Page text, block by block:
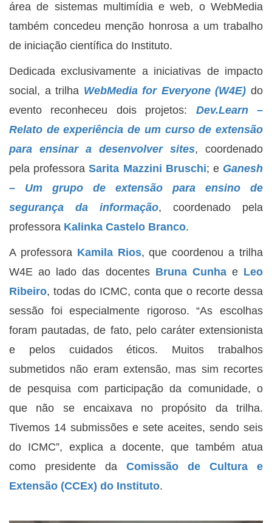
área de sistemas multimídia e web, o WebMedia
também concedeu menção honrosa a um trabalho
de iniciação científica do Instituto.
Dedicada exclusivamente a iniciativas de impacto
social, a trilha WebMedia for Everyone (W4E) do
evento reconheceu dois projetos: Dev.Learn –
Relato de experiência de um curso de extensão
para ensinar a desenvolver sites, coordenado
pela professoraSarita Mazzini Bruschi; e Ganesh
– Um grupo de extensão para ensino de
segurança da informação, coordenado pela
professora Kalinka Castelo Branco.
A professora Kamila Rios, que coordenou a trilha
W4E ao lado das docentes Bruna Cunhae Leo
Ribeiro, todas do ICMC, conta que o recorte dessa
sessão foi especialmente rigoroso. “As escolhas
foram pautadas, de fato, pelo caráter extensionista
e pelos cuidados éticos. Muitos trabalhos
submetidos não eram extensão, mas sim recortes
de pesquisa com participação da comunidade, o
que não se encaixava no propósito da trilha.
Tivemos 14 submissões e sete aceites, sendo seis
do ICMC”, explica a docente, que também atua
como presidente da Comissão de Cultura e
Extensão (CCEx) do Instituto.